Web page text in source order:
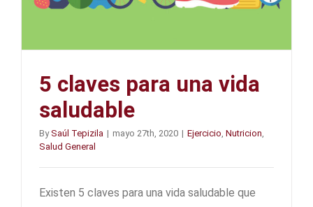
5 claves para una vida
saludable
BySaúl Tepizila | mayo 27th, 2020 | Ejercicio Nutricion
Salud General
Existen 5 claves para una vida saludable que